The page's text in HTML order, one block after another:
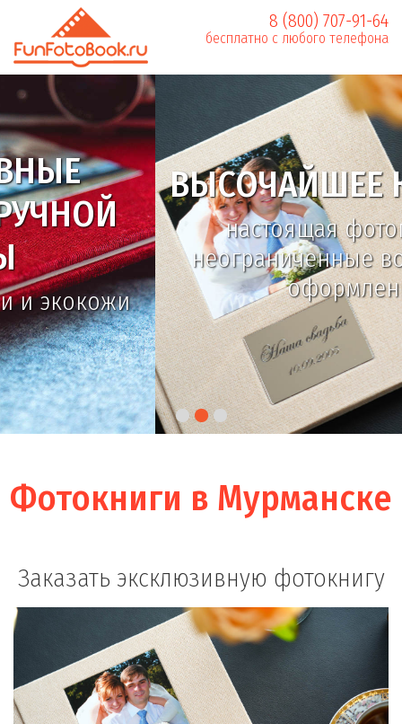
8 (800) 707-91-64
бесплатно с любого телефона
ВЫСОЧАЙШЕЕ КАЧЕСТВО
настоящая фотопечать и
неограниченные возможности
оформления
Фотокниги в Мурманске
Заказать эксклюзивную фотокнигу